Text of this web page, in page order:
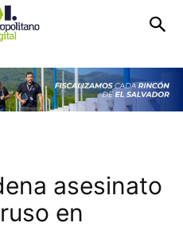
asesinato
en